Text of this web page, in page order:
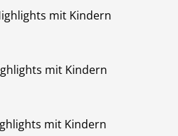
mit Kindern
mit Kindern
mit Kindern